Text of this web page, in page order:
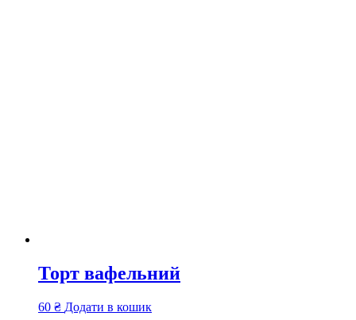
Торт вафельний
60 ₴ Додати в кошик